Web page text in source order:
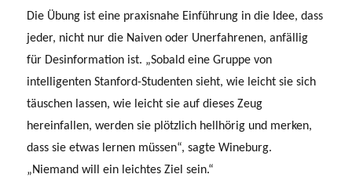
Die Übung ist eine praxisnahe Einführung in die Idee, dass
jeder, nicht nur die Naiven oder Unerfahrenen, anfällig
für Desinformation ist. „Sobald eine Gruppe von
intelligenten Stanford-Studenten sieht, wie leicht sie sich
täuschen lassen, wie leicht sie auf dieses Zeug
hereinfallen, werden sie plötzlich hellhörig und merken,
dass sie etwas lernen müssen“, sagte Wineburg.
„Niemand will ein leichtes Ziel sein.“